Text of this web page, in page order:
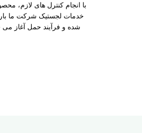
با انجام کنترل های لازم،
خدمات لجستیک شرکت ما
شده و فرآیند حمل آغاز می